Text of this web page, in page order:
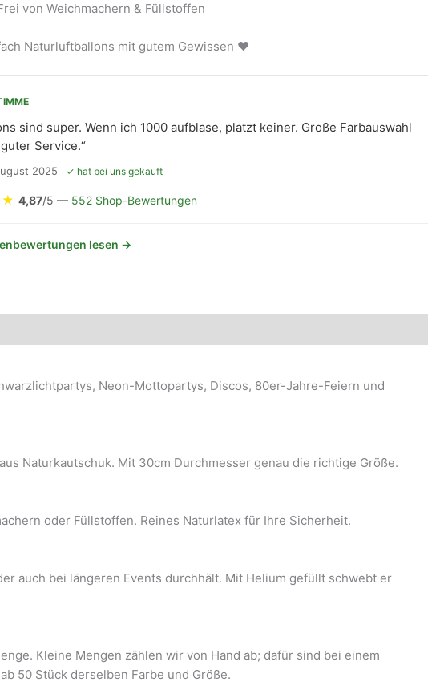
von Weichmachern & Füllstoffen
Naturluftballons mit gutem Gewissen ❤
sind super. Wenn ich 1000 aufblase, platzt keiner. Große Farbauswahl
Service.“
2025 ✓ hat bei uns gekauft
★ 4,87/5 — 552 Shop-Bewertungen
lesen →
Neon-Mottopartys, Discos, 80er-Jahre-Feiern und
Naturkautschuk. Mit 30cm Durchmesser genau die richtige Größe.
oder Füllstoffen. Reines Naturlatex für Ihre Sicherheit.
auch bei längeren Events durchhält. Mit Helium gefüllt schwebt er
Kleine Mengen zählen wir von Hand ab; dafür sind bei einem
50 Stück derselben Farbe und Größe.